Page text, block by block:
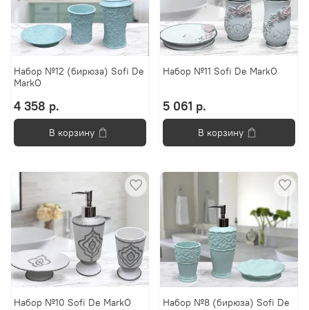
Набор №12 (бирюза) Sofi De
MarkO
4 358 р.
В корзину
Набор №11 Sofi De MarkO
5 061 р.
В корзину
Набор №10 Sofi De MarkO
Набор №8 (бирюза) Sofi De